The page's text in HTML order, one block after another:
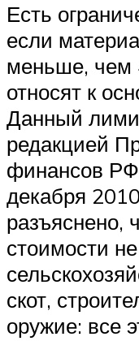
Есть
если
меньше, чем
относят к
Данный
редакцией
финансов
декабря
разъяснено,
стоимости
скот,
оружие: все